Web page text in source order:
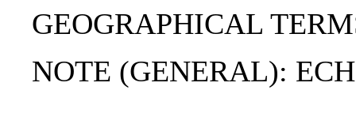
GEOGRAPHICAL
NOTE (GENERAL):